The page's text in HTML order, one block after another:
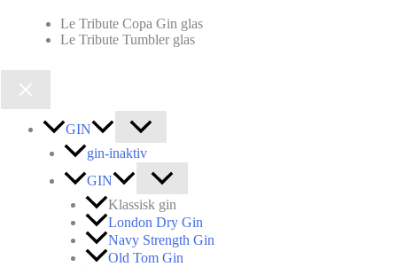
Le Tribute Copa Gin glas
Le Tribute Tumbler glas
GIN
gin-inaktiv
GIN
Klassisk gin
London Dry Gin
Navy Strength Gin
Old Tom Gin